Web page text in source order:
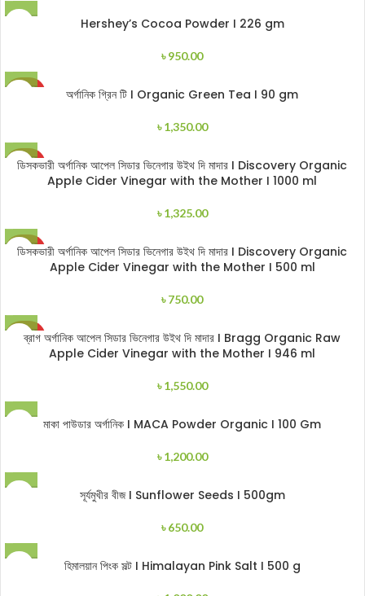
Hershey’s Cocoa Powder I 226 gm
৳950.00
SOLD
অর্গানিক গ্রিন টি I Organic Green Tea I 90 gm
৳1,350.00
SOLD
OUT
ডিসকভারী অর্গানিক আপেল সিডার ভিনেগার উইথ দি মাদার I Discovery Organic
Apple Cider Vinegar with the Mother I 1000 ml
৳1,325.00
SOLD
OUT
ডিসকভারী অর্গানিক আপেল সিডার ভিনেগার উইথ দি মাদার I Discovery Organic
Apple Cider Vinegar with the Mother I 500 ml
৳750.00
SOLD
OUT
ব্রাগ অর্গানিক আপেল সিডার ভিনেগার উইথ দি মাদার I Bragg Organic Raw
Apple Cider Vinegar with the Mother I 946 ml
৳1,550.00
মাকা পাউডার অর্গানিক I MACA Powder Organic I 100 Gm
৳1,200.00
সূর্যমুখীর বীজ I Sunflower Seeds I 500gm
৳650.00
হিমালয়ান পিংক সল্ট I Himalayan Pink Salt I 500 g